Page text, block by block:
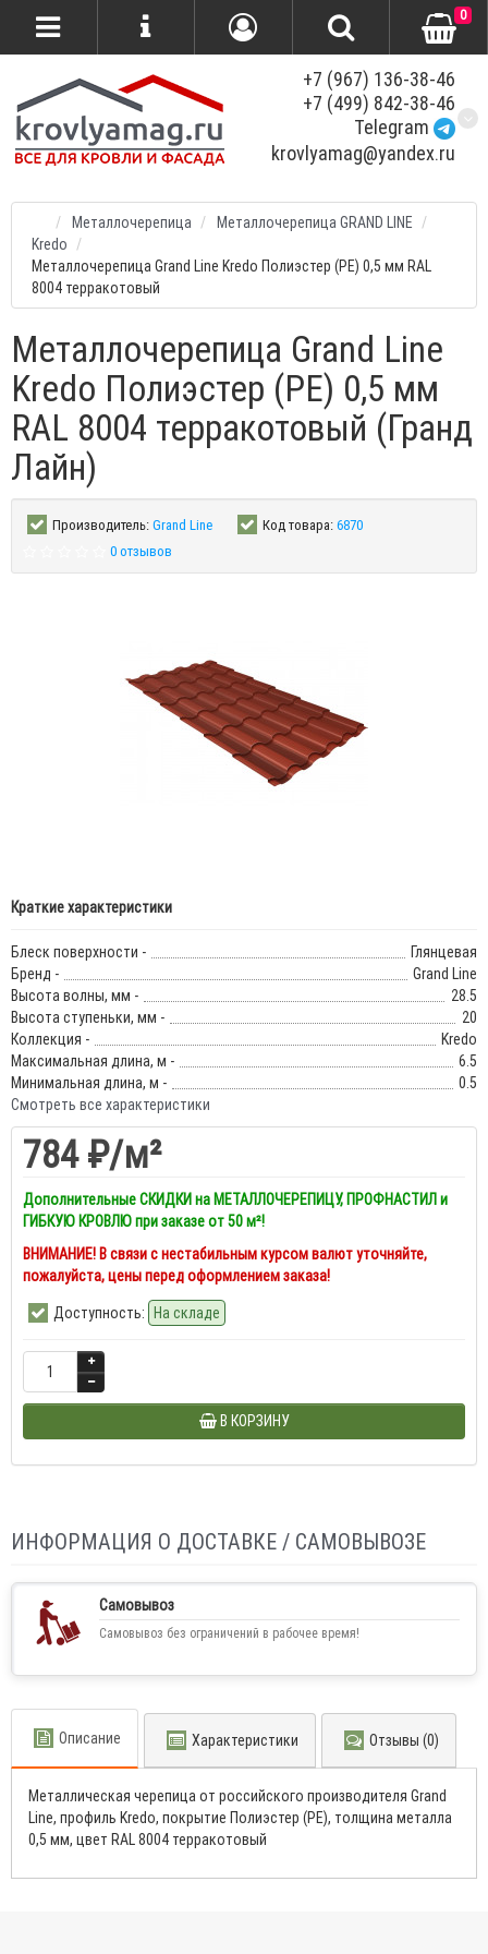
+7 (967) 136-38-46
+7 (499) 842-38-46
Telegram
krovlyamag@yandex.ru
0
Металлочерепица
Металлочерепица GRAND LINE
Kredo
Металлочерепица Grand Line Kredo Полиэстер (PE) 0,5 мм RAL
8004 терракотовый
Металлочерепица Grand Line
Kredo Полиэстер (PE) 0,5 мм
RAL 8004 терракотовый (Гранд
Лайн)
Производитель:Grand Line Код товара:6870
0 отзывов
Краткие характеристики
Блеск поверхности -
Глянцевая
Бренд -
Grand Line
Высота волны, мм -
28.5
Высота ступеньки, мм -
20
Коллекция -
Kredo
Максимальная длина, м -
6.5
Минимальная длина, м -
0.5
Смотреть все характеристики
784 ₽/м²
Дополнительные СКИДКИ на МЕТАЛЛОЧЕРЕПИЦУ, ПРОФНАСТИЛ и
ГИБКУЮ КРОВЛЮ при заказе от 50 м²!
ВНИМАНИЕ! В связи с нестабильным курсом валют уточняйте,
пожалуйста, цены перед оформлением заказа!
Доступность: На складе
В КОРЗИНУ
ИНФОРМАЦИЯ О ДОСТАВКЕ / САМОВЫВОЗЕ
Самовывоз
Самовывоз без ограничений в рабочее время!
Описание Характеристики Отзывы (0)
Металлическая черепица от российского производителя Grand
Line, профиль Kredo, покрытие Полиэстер (PE), толщина металла
0,5 мм, цвет RAL 8004 терракотовый